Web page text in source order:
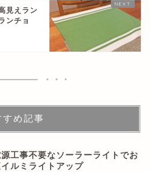
見えラン
ンチョ
すめ記事
源工事不要なソーラーライトでお
イルミライトアップ